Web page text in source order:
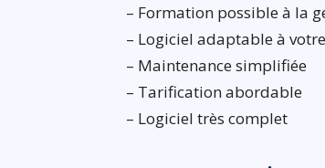
– Formation possible à la
– Logiciel adaptable à
– Maintenance simplifiée
– Tarification abordable
– Logiciel très complet